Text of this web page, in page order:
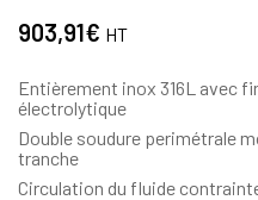
903,91€ HT
Entièrement inox 316L avec
électrolytique
Double soudure perimétrale
tranche
Circulation du fluide